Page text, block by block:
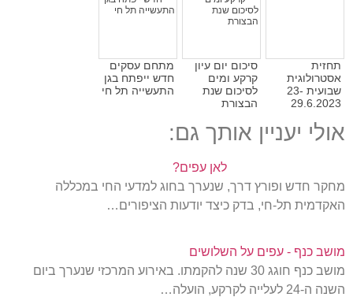
תחזית
אסטרולוגית
שבועית 23-
29.6.2023
סיכום יום עיון
קרקע ומים
לסיכום שנת
הבצורת
מתחם עסקים
חדש ייפתח בגן
התעשייה תל חי
אולי יעניין אותך גם:
לאן עפים?
מחקר חדש ופורץ דרך, שנערך בחוג למדעי החי במכללה
האקדמית תל-חי, בדק כיצד יודעות הציפורים…
מושב כנף - עפים על השלושים
מושב כנף חוגג 30 שנה להקמתו. באירוע המרכזי שנערך ביום
השנה ה-24 לעלייה לקרקע, הועלה…